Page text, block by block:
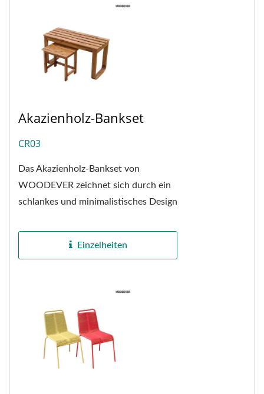
Akazienholz-Bankset
CR03
Das Akazienholz-Bankset von
WOODEVER zeichnet sich durch ein
schlankes und minimalistisches Design
Langlebigkeit von massivem...
Einzelheiten